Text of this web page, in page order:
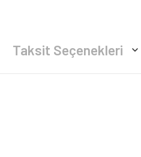
Taksit Seçenekleri